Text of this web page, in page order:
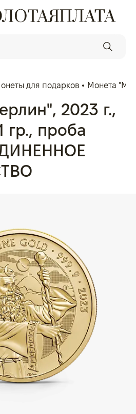
для подарков Монета
2023 г.,
гр., проба